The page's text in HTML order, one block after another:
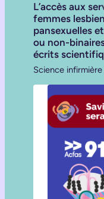
L’accès aux
femmes
pansexuelles
ou non-
écrits
Science